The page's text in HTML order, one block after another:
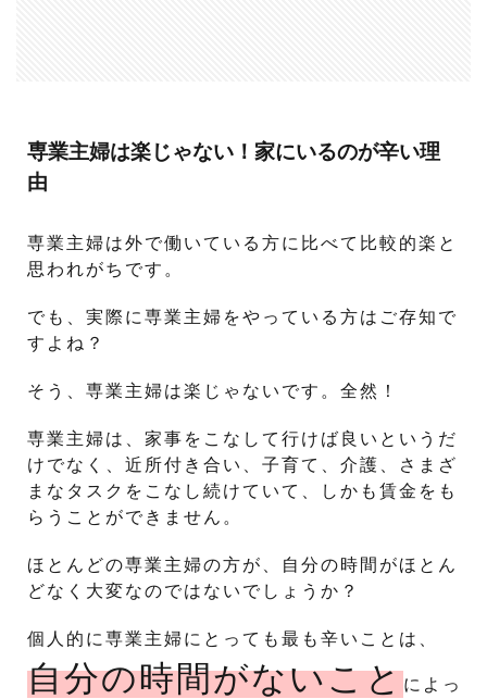
専業主婦は楽じゃない！家にいるのが辛い理
由
専業主婦は外で働いている方に比べて比較的楽と
思われがちです。
でも、実際に専業主婦をやっている方はご存知で
すよね？
そう、専業主婦は楽じゃないです。全然！
専業主婦は、家事をこなして行けば良いというだ
けでなく、近所付き合い、子育て、介護、さまざ
まなタスクをこなし続けていて、しかも賃金をも
らうことができません。
ほとんどの専業主婦の方が、自分の時間がほとん
どなく大変なのではないでしょうか？
個人的に専業主婦にとっても最も辛いことは、
自分の時間がないことによっ